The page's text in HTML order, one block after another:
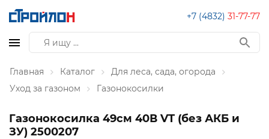
+7 (4832) 31-77-77
Главная Каталог
Для леса, сада, огорода
Уход за газоном
Газонокосилки
Газонокосилка 49см 40В VT (без АКБ и
ЗУ) 2500207